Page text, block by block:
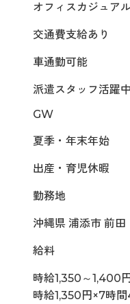
オフィスカジュア
交通費支給あり
車通勤可能
派遣スタッフ活躍中
GW
夏季・年末年始
出産・育児休暇
勤務地
沖縄県 浦添市 前田
給料
時給1,350～1,400
時給1,350円×7時